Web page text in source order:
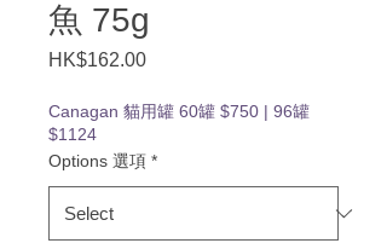
魚 75g
HK$162.00Price
Canagan 貓用罐 60罐 $750 | 96罐
$1124
Options 選項 *